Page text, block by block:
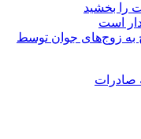
را بخشید
است
ازدواج به زوج‌های جوان توسط